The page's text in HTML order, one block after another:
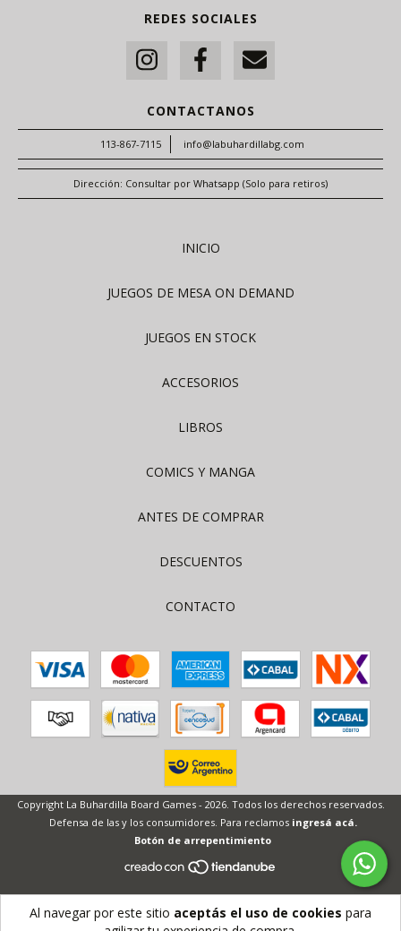
Al navegar por este sitio aceptás el uso de cookies para
REDES SOCIALES
CONTACTANOS
113-867-7115 info@labuhardillabg.com
Dirección: Consultar por Whatsapp (Solo para retiros)
INICIO
JUEGOS DE MESA ON DEMAND
JUEGOS EN STOCK
ACCESORIOS
LIBROS
COMICS Y MANGA
ANTES DE COMPRAR
DESCUENTOS
CONTACTO
Copyright La Buhardilla Board Games - 2026. Todos los derechos reservados.
Defensa de las y los consumidores. Para reclamos ingresá acá.
Botón de arrepentimiento